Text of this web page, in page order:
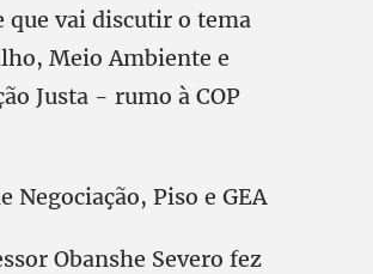
que vai discutir o tema
Meio Ambiente e
Justa - rumo à COP
Negociação, Piso e GEA
Obanshe Severo fez